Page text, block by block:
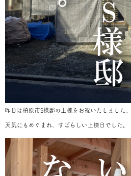
昨日は柏原市S様邸の上棟をお祝いたしました。
天気にもめぐまれ、すばらしい上棟日でした。